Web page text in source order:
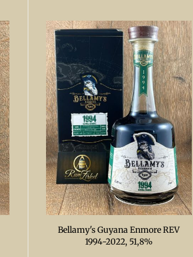
Bellamy's Guyana Enmore REV
1994-2022, 51,8%